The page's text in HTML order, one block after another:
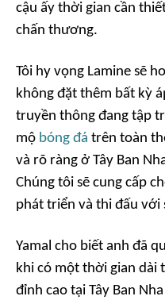
cậu ấy thời gian cần
chấn thương.
Tôi hy vọng Lamine sẽ
không đặt thêm bất kỳ
truyền thông đang tập
mộ bóng đá trên toàn
và rõ ràng ở Tây Ban
Chúng tôi sẽ cung cấp
phát triển và thi đấu với
Yamal cho biết anh đã
khi có một thời gian dài
đỉnh cao tại Tây Ban